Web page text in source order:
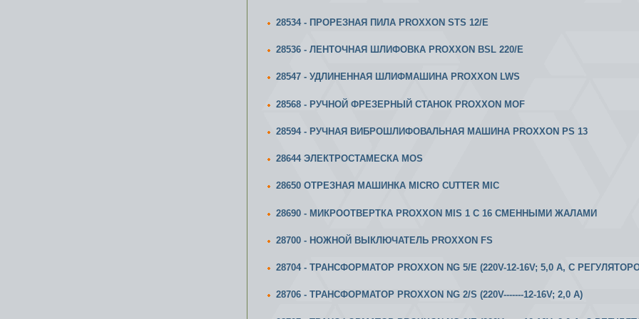
28534 - ПРОРЕЗНАЯ ПИЛА PROXXON STS 12/Е
28536 - ЛЕНТОЧНАЯ ШЛИФОВКА PROXXON BSL 220/E
28547 - УДЛИНЕННАЯ ШЛИФМАШИНА PROXXON LWS
28568 - РУЧНОЙ ФРЕЗЕРНЫЙ СТАНОК PROXXON MOF
28594 - РУЧНАЯ ВИБРОШЛИФОВАЛЬНАЯ МАШИНА PROXXON PS 13
28644 ЭЛЕКТРОСТАМЕСКА MOS
28650 ОТРЕЗНАЯ МАШИНКА MICRO CUTTER MIC
28690 - МИКРООТВЕРТКА PROXXON MIS 1 С 16 СМЕННЫМИ ЖАЛАМИ
28700 - НОЖНОЙ ВЫКЛЮЧАТЕЛЬ PROXXON FS
28704 - ТРАНСФОРМАТОР PROXXON NG 5/Е (220V-12-16V; 5,0 А, С
28706 - ТРАНСФОРМАТОР PROXXON NG 2/S (220V-------12-16V; 2,0 А)